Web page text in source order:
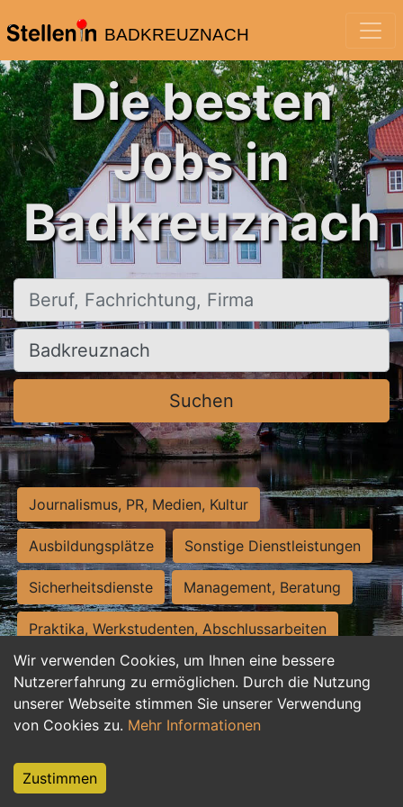
BADKREUZNACH
Wir verwenden Cookies, um Ihnen eine bessere
Nutzererfahrung zu ermöglichen. Durch die Nutzung
unserer Webseite stimmen Sie unserer Verwendung
von Cookies zu. Mehr Informationen
Zustimmen
Die besten
Jobs in
Badkreuznach
Beruf, Fachrichtung, Firma
Ort, Stadt
Suchen
Journalismus, PR, Medien, Kultur
Ausbildungsplätze Sonstige Dienstleistungen
Sicherheitsdienste Management, Beratung
Praktika, Werkstudenten, Abschlussarbeiten
Personalwesen Assistenz, Sekretariat
Hilfskräfte, Aushilfs- und Nebenjobs
Weiterbildung, Studium, duale Ausbildung